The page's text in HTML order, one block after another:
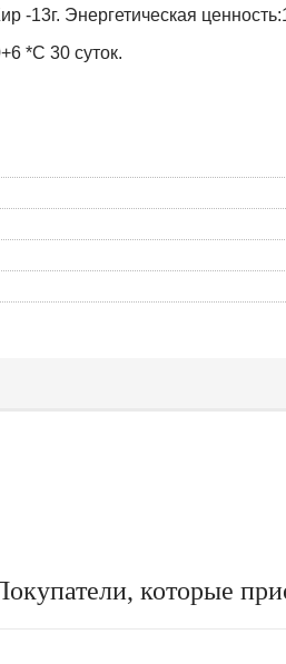
-13г. Энергетическая
*С 30 суток.
которые